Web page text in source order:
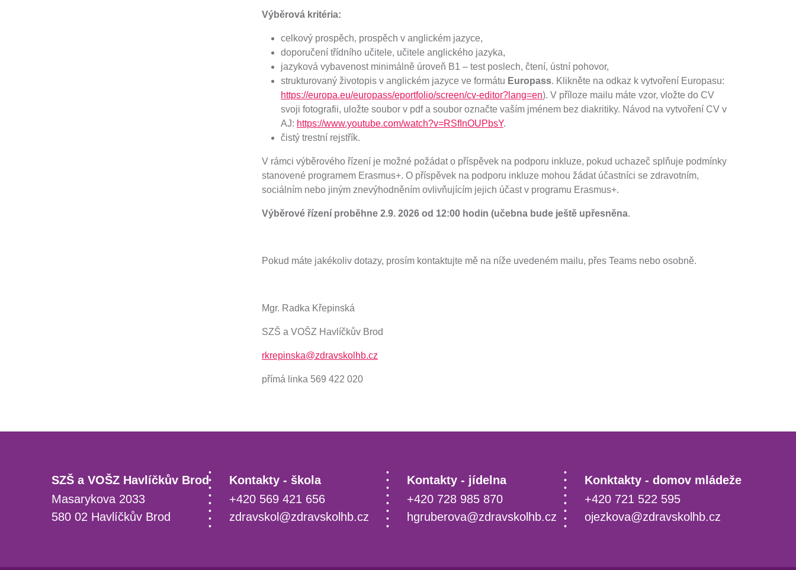
Výběrová kritéria:
celkový prospěch, prospěch v anglickém jazyce,
doporučení třídního učitele, učitele anglického jazyka,
jazyková vybavenost minimálně úroveň B1 – test poslech, čtení, ústní pohovor,
strukturovaný životopis v anglickém jazyce ve formátu Europass. Klikněte na odkaz k vytvoření Europasu:
https://europa.eu/europass/eportfolio/screen/cv-editor?lang=en). V příloze mailu máte vzor, vložte do CV
svoji fotografii, uložte soubor v pdf a soubor označte vaším jménem bez diakritiky. Návod na vytvoření CV v
AJ: https://www.youtube.com/watch?v=RSfInOUPbsY.
čistý trestní rejstřík.
V rámci výběrového řízení je možné požádat o příspěvek na podporu inkluze, pokud uchazeč splňuje podmínky
stanovené programem Erasmus+. O příspěvek na podporu inkluze mohou žádat účastníci se zdravotním,
sociálním nebo jiným znevýhodněním ovlivňujícím jejich účast v programu Erasmus+.
Výběrové řízení proběhne 2.9. 2026 od 12:00 hodin (učebna bude ještě upřesněna.
Pokud máte jakékoliv dotazy, prosím kontaktujte mě na níže uvedeném mailu, přes Teams nebo osobně.
Mgr. Radka Křepinská
SZŠ a VOŠZ Havlíčkův Brod
rkrepinska@zdravskolhb.cz
přímá linka 569 422 020
SZŠ a VOŠZ Havlíčkův Brod
Masarykova 2033
580 02 Havlíčkův Brod
Kontakty - škola
+420 569 421 656
zdravskol@zdravskolhb.cz
Kontakty - jídelna
+420 728 985 870
hgruberova@zdravskolhb.cz
Konktakty - domov mládeže
+420 721 522 595
ojezkova@zdravskolhb.cz